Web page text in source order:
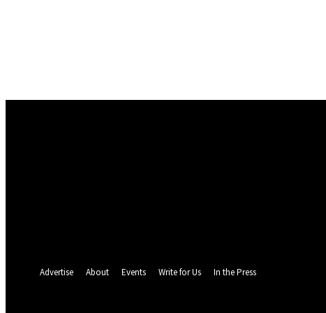
Advertise About Events Write for Us In the Press